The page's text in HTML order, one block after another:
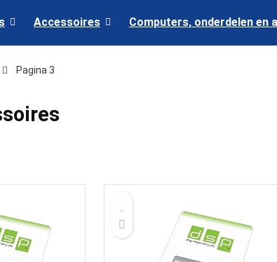
Accessoires Computers, onderdelen en
Pagina 3